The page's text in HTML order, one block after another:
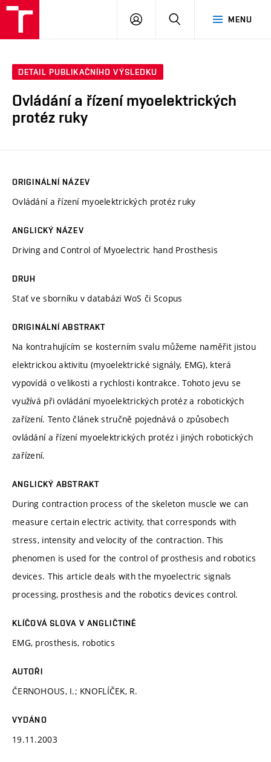
MENU
PŘIHLÁSIT
DETAIL PUBLIKAČNÍHO VÝSLEDKU
Ovládání a řízení myoelektrických
protéz ruky
ORIGINÁLNÍ NÁZEV
Ovládání a řízení myoelektrických protéz ruky
ANGLICKÝ NÁZEV
Driving and Control of Myoelectric hand Prosthesis
DRUH
Stať ve sborníku v databázi WoS či Scopus
ORIGINÁLNÍ ABSTRAKT
Na kontrahujícím se kosterním svalu můžeme naměřit jistou
elektrickou aktivitu (myoelektrické signály, EMG), která
vypovídá o velikosti a rychlosti kontrakce. Tohoto jevu se
využívá při ovládání myoelektrických protéz a robotických
zařízení. Tento článek stručně pojednává o způsobech
ovládání a řízení myoelektrických protéz i jiných robotických
zařízení.
ANGLICKÝ ABSTRAKT
During contraction process of the skeleton muscle we can
measure certain electric activity, that corresponds with
stress, intensity and velocity of the contraction. This
phenomen is used for the control of prosthesis and robotics
devices. This article deals with the myoelectric signals
processing, prosthesis and the robotics devices control.
KLÍČOVÁ SLOVA V ANGLIČTINĚ
EMG, prosthesis, robotics
AUTOŘI
ČERNOHOUS, I.; KNOFLÍČEK, R.
VYDÁNO
19.11.2003